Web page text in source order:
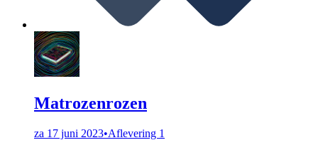
Matrozenrozen
za 17 juni 2023•Aflevering 1